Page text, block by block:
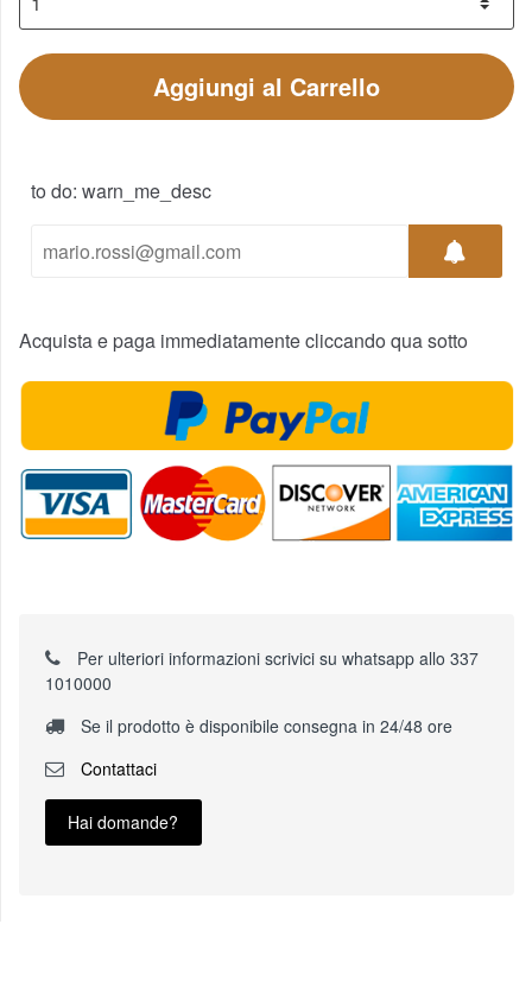
Aggiungi al Carrello
to do: warn_me_desc
Acquista e paga immediatamente cliccando qua sotto
Per ulteriori informazioni scrivici su whatsapp allo 337
1010000
Se il prodotto è disponibile consegna in 24/48 ore
Contattaci
Hai domande?